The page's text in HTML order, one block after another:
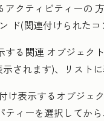
アクティビティーの
ド(関連付けられた
する関連 オブジェクト
されます)、リスト
け表示する オブジェ
ティーを選択してか